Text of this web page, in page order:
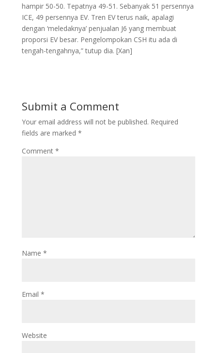
hampir 50-50. Tepatnya 49-51. Sebanyak 51 persennya
ICE, 49 persennya EV. Tren EV terus naik, apalagi
dengan ‘meledaknya’ penjualan J6 yang membuat
proporsi EV besar. Pengelompokan CSH itu ada di
tengah-tengahnya,” tutup dia. [Xan]
Submit a Comment
Your email address will not be published. Required
fields are marked *
Comment *
Name *
Email *
Website